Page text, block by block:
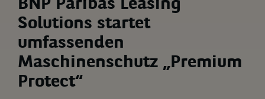
BNP Paribas Leasing
Solutions startet
umfassenden
Maschinenschutz „Premium
Protect“